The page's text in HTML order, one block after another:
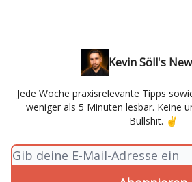
Kevin Söll's
Jede Woche praxisrelevante Tipps
weniger als 5 Minuten lesbar. Keine
Bullshit. ✌